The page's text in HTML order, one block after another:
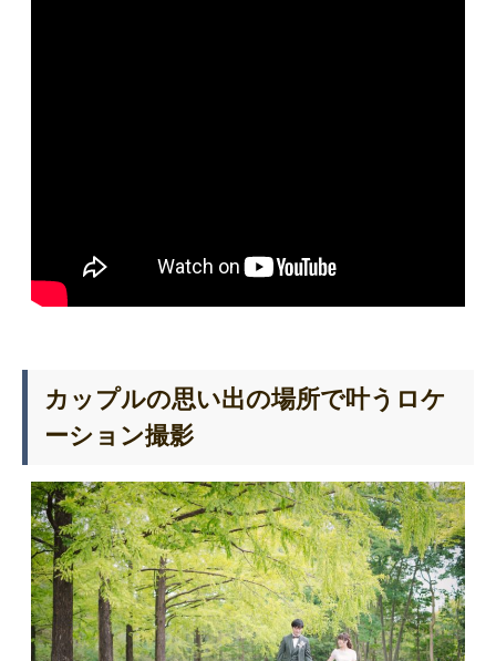
カップルの思い出の場所で叶うロケ
ーション撮影